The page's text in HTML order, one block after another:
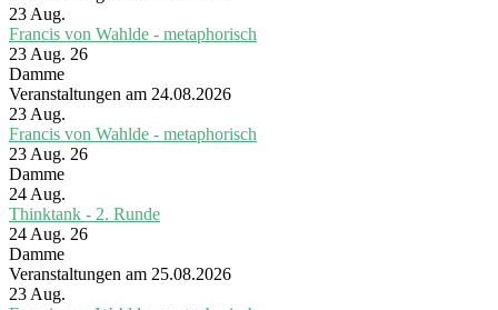
23 Aug.
Francis von Wahlde - metaphorisch
23 Aug. 26
Damme
Veranstaltungen am 24.08.2026
23 Aug.
Francis von Wahlde - metaphorisch
23 Aug. 26
Damme
24 Aug.
Thinktank - 2. Runde
24 Aug. 26
Damme
Veranstaltungen am 25.08.2026
23 Aug.